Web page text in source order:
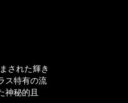
された輝き
ス特有の流
神秘的且